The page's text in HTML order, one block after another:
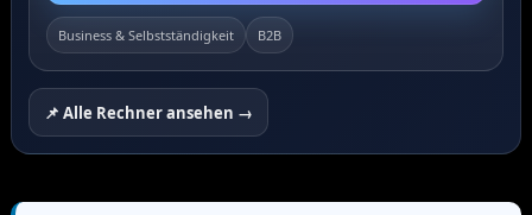
Business & Selbstständigkeit B2B
📌 Alle Rechner ansehen →